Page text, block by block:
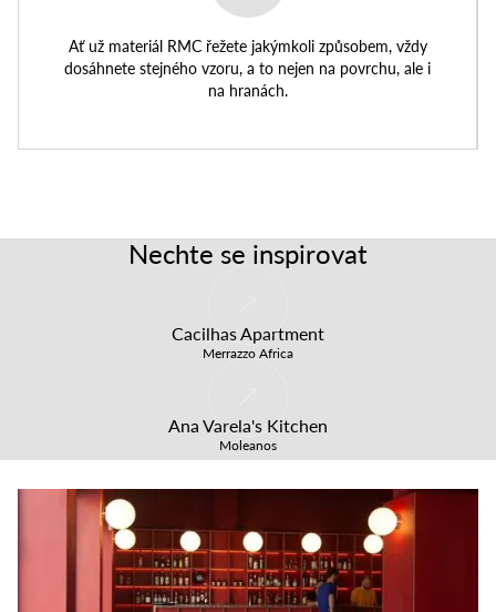
Ať už materiál RMC řežete jakýmkoli způsobem, vždy
dosáhnete stejného vzoru, a to nejen na povrchu, ale i
na hranách.
Nechte se inspirovat
Cacilhas Apartment
Merrazzo Africa
Ana Varela's Kitchen
Moleanos